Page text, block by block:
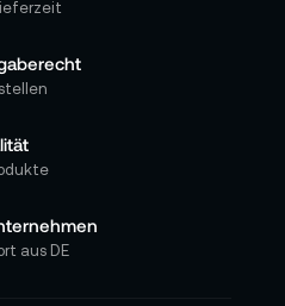
aus DE